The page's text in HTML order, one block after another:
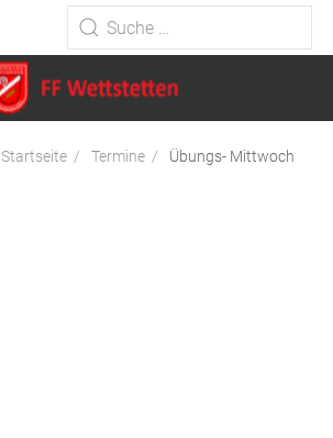
Type 2 or more characters for
results.
Startseite Termine Übungs- Mittwoch